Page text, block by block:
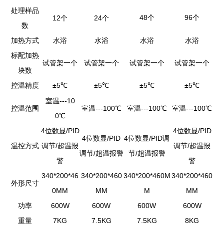
处理样品
数
12个 24个 48个 96个
加热方式 水浴 水浴 水浴
水浴
标配加热
块数
试管架一个 试管架一个 试管架一个 试管架一个
控温精度 ±5℃ ±5℃ ±5℃ ±5℃
控温范围
室温---10
0℃
室温---100℃ 室温---100℃ 室温---100℃
温控方式
4位数显/PID
调节/超温报
警
4位数显/PID
调节/超温报警
4位数显/PID调
节/超温报警
4位数显/PID
调节/超温报
警
外形尺寸
340*200*46
0MM
340*200*460
MM
340*200*460M
M
340*200*460
MM
功率
600W 600W 600W
600W
重量
7KG 7.5KG 7.5KG 8KG